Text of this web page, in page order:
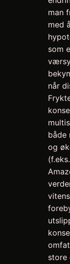
man
med
som
når
både
og
store